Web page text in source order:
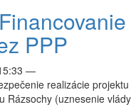
PPP
—
realizácie
Rázsochy (uznesenie